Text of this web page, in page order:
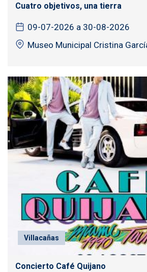
Cuatro objetivos, una tierra
09-07-2026 a 30-08-2026
Museo Municipal Cristina
Villacañas
Concierto Café Quijano